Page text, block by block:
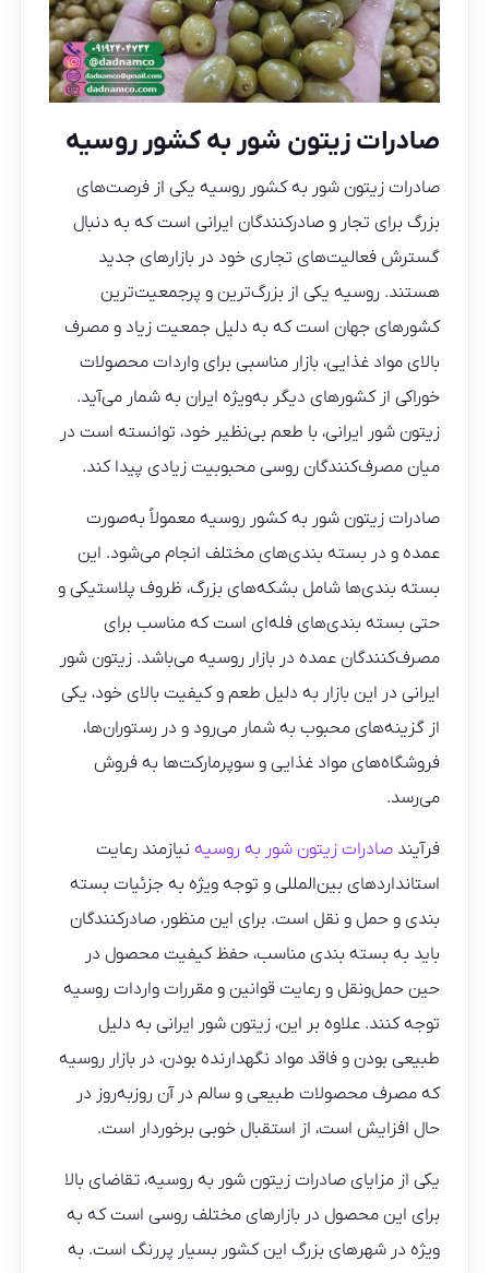
صادرات زیتون شور به کشور روسیه
صادرات زیتون شور به کشور روسیه یکی از فرصت‌های
بزرگ برای تجار و صادرکنندگان ایرانی است که به دنبال
گسترش فعالیت‌های تجاری خود در بازارهای جدید
هستند. روسیه یکی از بزرگ‌ترین و پرجمعیت‌ترین
کشورهای جهان است که به دلیل جمعیت زیاد و مصرف
بالای مواد غذایی، بازار مناسبی برای واردات محصولات
خوراکی از کشورهای دیگر به‌ویژه ایران به شمار می‌آید.
زیتون شور ایرانی، با طعم بی‌نظیر خود، توانسته است در
میان مصرف‌کنندگان روسی محبوبیت زیادی پیدا کند.
صادرات زیتون شور به کشور روسیه معمولاً به‌صورت
عمده و در بسته‌ بندی‌های مختلف انجام می‌شود. این
بسته‌ بندی‌ها شامل بشکه‌های بزرگ، ظروف پلاستیکی و
حتی بسته‌ بندی‌های فله‌ای است که مناسب برای
مصرف‌کنندگان عمده در بازار روسیه می‌باشد. زیتون شور
ایرانی در این بازار به دلیل طعم و کیفیت بالای خود، یکی
از گزینه‌های محبوب به شمار می‌رود و در رستوران‌ها،
فروشگاه‌های مواد غذایی و سوپرمارکت‌ها به فروش
می‌رسد.
فرآیندصادرات زیتون شور به روسیه نیازمند رعایت
استانداردهای بین‌المللی و توجه ویژه به جزئیات بسته‌
بندی و حمل‌ و نقل است. برای این منظور، صادرکنندگان
باید به بسته‌ بندی مناسب، حفظ کیفیت محصول در
حین حمل‌ونقل و رعایت قوانین و مقررات واردات روسیه
توجه کنند. علاوه بر این، زیتون شور ایرانی به دلیل
طبیعی بودن و فاقد مواد نگهدارنده بودن، در بازار روسیه
که مصرف محصولات طبیعی و سالم در آن روزبه‌روز در
حال افزایش است، از استقبال خوبی برخوردار است.
یکی از مزایای صادرات زیتون شور به روسیه، تقاضای بالا
برای این محصول در بازارهای مختلف روسی است که به‌
ویژه در شهرهای بزرگ این کشور بسیار پررنگ است. به